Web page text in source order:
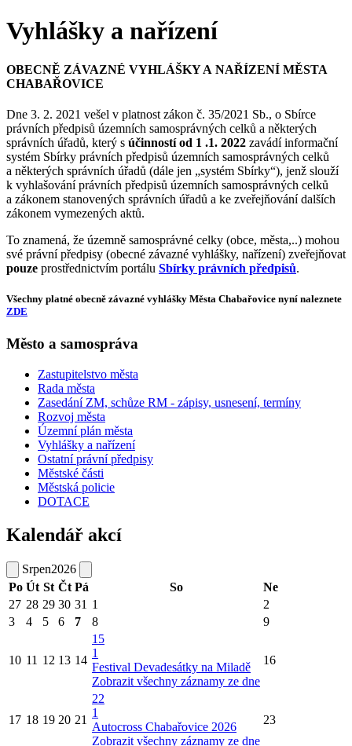
Vyhlášky a nařízení
OBECNĚ ZÁVAZNÉ VYHLÁŠKY A NAŘÍZENÍ MĚSTA
CHABAŘOVICE
Dne 3. 2. 2021 vešel v platnost zákon č. 35/2021 Sb., o Sbírce
právních předpisů územních samosprávných celků a některých
správních úřadů, který s účinností od 1 .1. 2022 zavádí informační
systém Sbírky právních předpisů územních samosprávných celků
a některých správních úřadů (dále jen „systém Sbírky“), jenž slouží
k vyhlašování právních předpisů územních samosprávných celků
a zákonem stanovených správních úřadů a ke zveřejňování dalších
zákonem vymezených aktů.
To znamená, že územně samosprávné celky (obce, města,..) mohou
své právní předpisy (obecné závazné vyhlášky, nařízení) zveřejňovat
pouze prostřednictvím portálu Sbírky právních předpisů.
Všechny platné obecně závazné vyhlášky Města Chabařovice nyní naleznete
ZDE
Město a samospráva
Zastupitelstvo města
Rada města
Zasedání ZM, schůze RM - zápisy, usnesení, termíny
Rozvoj města
Územní plán města
Vyhlášky a nařízení
Ostatní právní předpisy
Městské části
Městská policie
DOTACE
Kalendář akcí
Srpen2026
Po Út St Čt Pá So
Ne
27 28 29 30 31 1
2
3
4 5 6 7 8 9
10 11 12 13 14
15
1
Festival Devadesátky na Miladě
Zobrazit všechny záznamy ze dne
16
17 18 19 20 21
22
1
Autocross Chabařovice 2026
Zobrazit všechny záznamy ze dne
23